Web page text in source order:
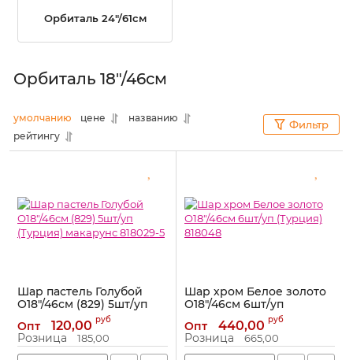
Орбиталь 24"/61см
Орбиталь 18"/46см
умолчанию цене
названию
рейтингу
Фильтр
Шар пастель Голубой
О18"/46см (829) 5шт/уп
(Турция) макарунс
818029-5
Артикул: 818029-5
Опт 120,00 руб
Розница 185,00
Шар хром Белое золото
О18"/46см 6шт/уп
(Турция) 818048
Артикул: 818048
Опт 440,00 руб
Розница 665,00